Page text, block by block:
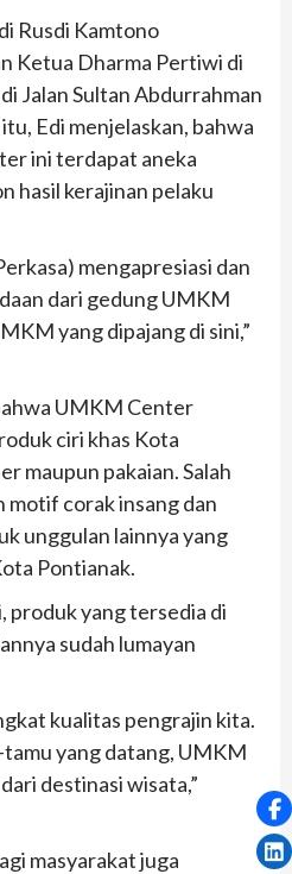
Rusdi Kamtono
Ketua Dharma Pertiwi di
Jalan Sultan Abdurrahman
Edi menjelaskan, bahwa
ini terdapat aneka
hasil kerajinan pelaku
mengapresiasi dan
dari gedung UMKM
yang dipajang di sini,”
UMKM Center
ciri khas Kota
maupun pakaian. Salah
motif corak insang dan
unggulan lainnya yang
Pontianak.
produk yang tersedia di
sudah lumayan
kualitas pengrajin kita.
yang datang, UMKM
destinasi wisata,”
masyarakat juga